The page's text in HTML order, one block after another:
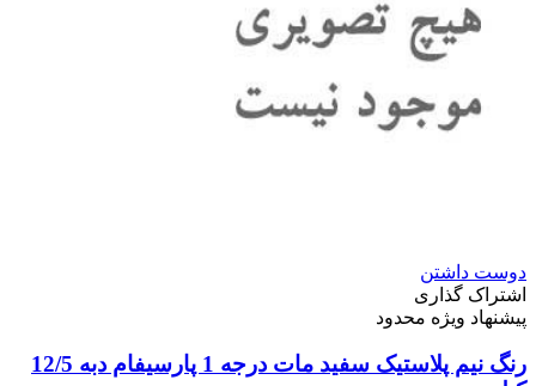
دوست داشتن
اشتراک گذاری
پیشنهاد ویژه محدود
رنگ نیم پلاستیک سفید مات درجه 1 پارسیفام دبه 12/5